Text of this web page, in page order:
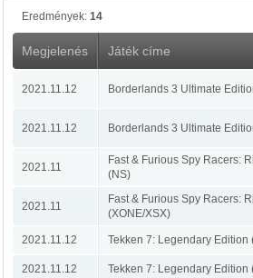
Eredmények: 14
Megjelenés Játék címe
2021.11.12 Borderlands 3 Ultimate
2021.11.12 Borderlands 3 Ultimate
2021.11
Fast & Furious Spy Racers:
(NS)
2021.11
Fast & Furious Spy Racers:
(XONE/XSX)
2021.11.12 Tekken 7: Legendary Edition
2021.11.12 Tekken 7: Legendary Edition